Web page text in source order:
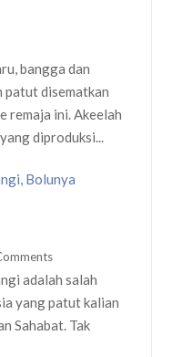
bangga dan
patut disematkan
remaja ini. Akeelah
diproduksi...
Bolunya
adalah salah
yang patut kalian
Sahabat. Tak